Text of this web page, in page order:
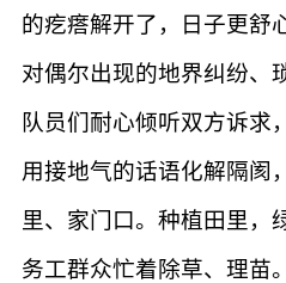
的疙瘩解开了，日子更舒
对偶尔出现的地界纠纷、
队员们耐心倾听双方诉求
用接地气的话语化解隔阂
里、家门口。种植田里，
务工群众忙着除草、理苗